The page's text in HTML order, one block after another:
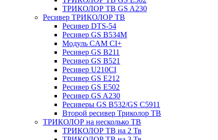
ТРИКОЛОР ТВ GS A230
Ресивер ТРИКОЛОР ТВ
Ресивер DTS-54
Ресивер GS B534M
Модуль CAM CI+
Ресивер GS B211
Ресивер GS B521
Ресивер U210CI
Ресивер GS E212
Ресивер GS E502
Ресивер GS A230
Ресиверы GS B532/GS C5911
Второй ресивер Триколор ТВ
ТРИКОЛОР на несколько ТВ
ТРИКОЛОР ТВ на 2 Тв